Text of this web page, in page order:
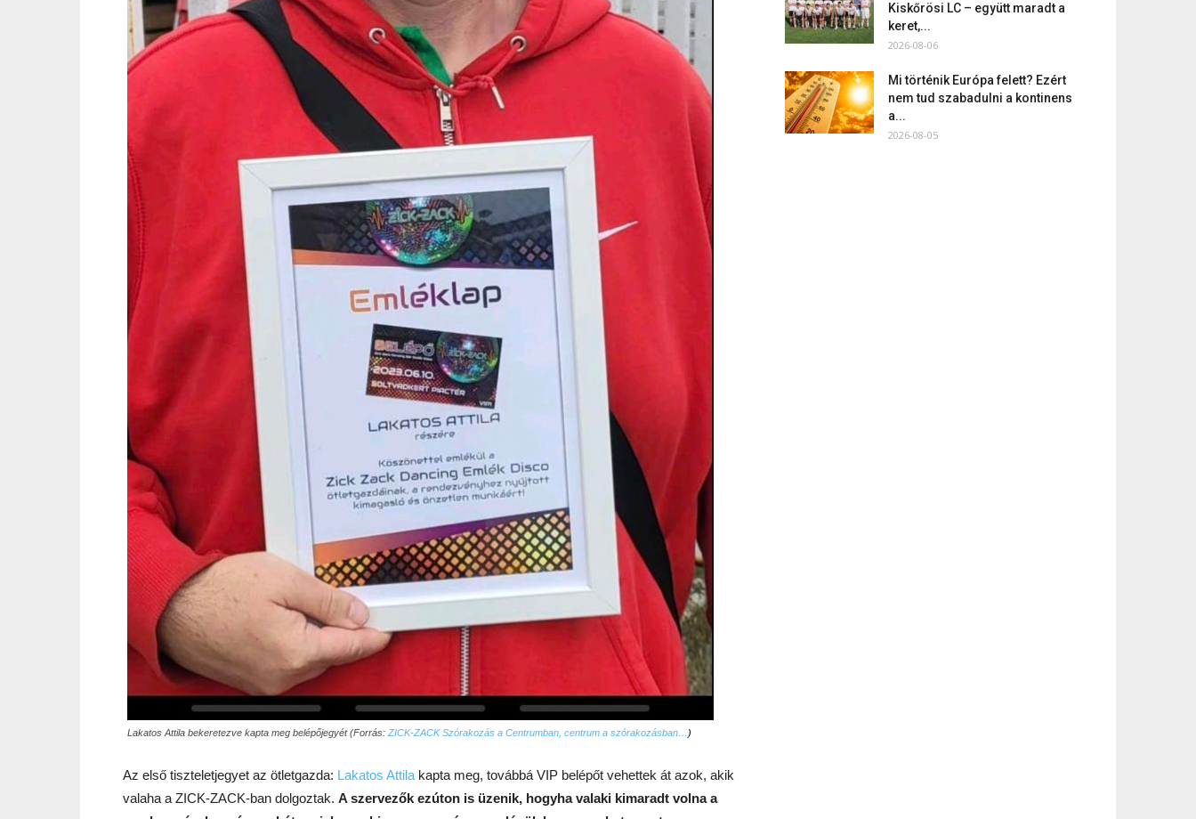
Lakatos Attila bekeretezve kapta meg belépőjegyét (Forrás: ZICK-ZACK Szórakozás a Centrumban, centrum a szórakozásban… )
Az első tiszteletjegyet az ötletgazda: Lakatos Attilakapta meg, továbbá VIP belépőt vehettek át azok, akik
valaha a ZICK-ZACK-ban dolgoztak. A szervezők ezúton is üzenik, hogyha valaki kimaradt volna a
Kiskőrösi LC – együtt maradt a
keret,...
2026-08-06
Mi történik Európa felett? Ezért
nem tud szabadulni a kontinens
a...
2026-08-05